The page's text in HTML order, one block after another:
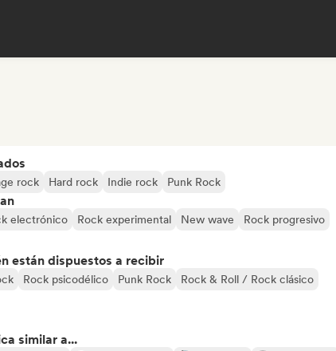
rock Hard rock Indie rock Punk Rock
electrónico Rock experimental New wave
Rock progresivo
están dispuestos a recibir
Rock psicodélico Punk Rock
Rock & Roll / Rock clásico
similar a...